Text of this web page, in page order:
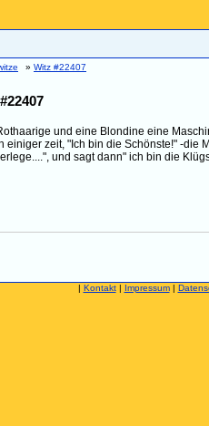
» Witz #22407
und eine Blondine eine
einiger zeit, "Ich bin die Schönste!" -die
und sagt dann" ich bin die
| Kontakt| Impressum|